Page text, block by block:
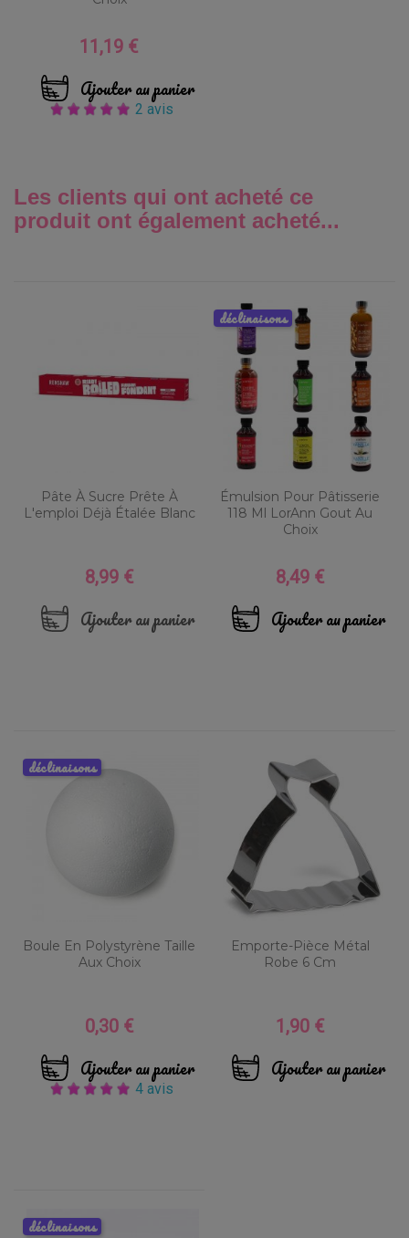
Prix
11,19 €
Ajouter au panier
2 avis
Les clients qui ont acheté ce
produit ont également acheté...
Pâte À Sucre Prête À
L'emploi Déjà Étalée Blanc
Prix
8,99 €
Ajouter au panier
Émulsion Pour Pâtisserie
118 Ml LorAnn Gout Au
Choix
Prix
8,49 €
Ajouter au panier
déclinaisons
Boule En Polystyrène Taille
Aux Choix
Prix
0,30 €
Ajouter au panier
4 avis
déclinaisons
Emporte-Pièce Métal
Robe 6 Cm
Prix
1,90 €
Ajouter au panier
déclinaisons